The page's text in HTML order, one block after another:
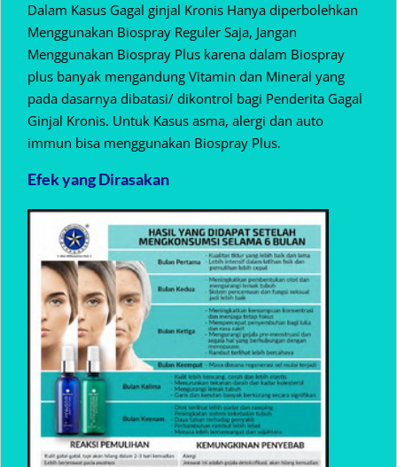
Dalam Kasus Gagal ginjal Kronis Hanya diperbolehkan
Menggunakan Biospray Reguler Saja, Jangan
Menggunakan Biospray Plus karena dalam Biospray
plus banyak mengandung Vitamin dan Mineral yang
pada dasarnya dibatasi/ dikontrol bagi Penderita Gagal
Ginjal Kronis. Untuk Kasus asma, alergi dan auto
immun bisa menggunakan Biospray Plus.
Efek yang Dirasakan